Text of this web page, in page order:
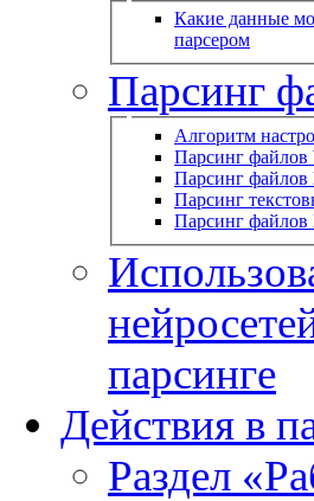
Какие данные
парсером
Парсинг
Алгоритм
Парсинг файлов
Парсинг файлов
Парсинг
Парсинг файлов
парсинге
Действия в
Раздел